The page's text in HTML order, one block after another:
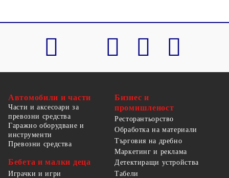
Автомобили и части
Части и аксесоари за
превозни средства
Гаражно оборудване и
инструменти
Превозни средства
Бебета и малки деца
Играчки и игри
Бизнес и
промишленост
Ресторантьорство
Обработка на материали
Търговия на дребно
Маркетинг и реклама
Детектиращи устройства
Табели